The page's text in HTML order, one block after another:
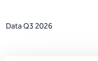
Data Q3 2026